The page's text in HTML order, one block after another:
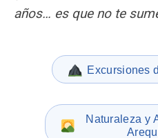
años… es que no te
Excursiones
Naturaleza y